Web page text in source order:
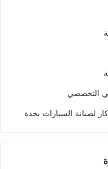
التخصصي
لصيانة السيارات بجدة